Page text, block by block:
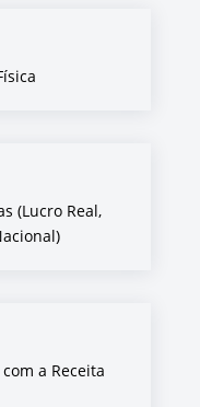
(Lucro Real,
a Receita